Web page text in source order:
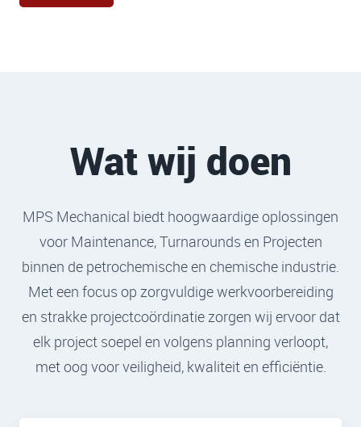
Wat wij doen
MPS Mechanical biedt hoogwaardige oplossingen
voor Maintenance, Turnarounds en Projecten
binnen de petrochemische en chemische industrie.
Met een focus op zorgvuldige werkvoorbereiding
en strakke projectcoördinatie zorgen wij ervoor dat
elk project soepel en volgens planning verloopt,
met oog voor veiligheid, kwaliteit en efficiëntie.